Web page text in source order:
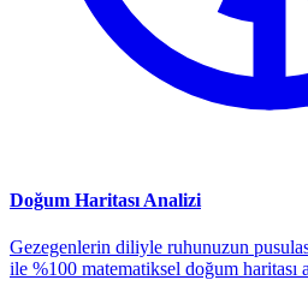
Doğum Haritası Analizi
Gezegenlerin diliyle ruhunuzun
ile %100 matematiksel doğum haritası